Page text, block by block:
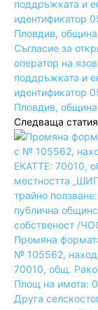
Съгласие за
оператор на
поддръжката и
идентификатор
Пловдив,
Следваща статия
Промяна
№ 105562,
70010, общ.
Площ на имота:
Друга